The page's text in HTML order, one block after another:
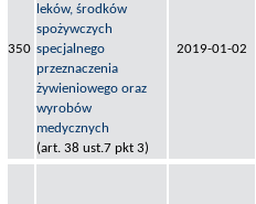
350
leków, środków
spożywczych
specjalnego
przeznaczenia
żywieniowego oraz
wyrobów
medycznych
(art. 38 ust.7 pkt 3)
2019-01-02